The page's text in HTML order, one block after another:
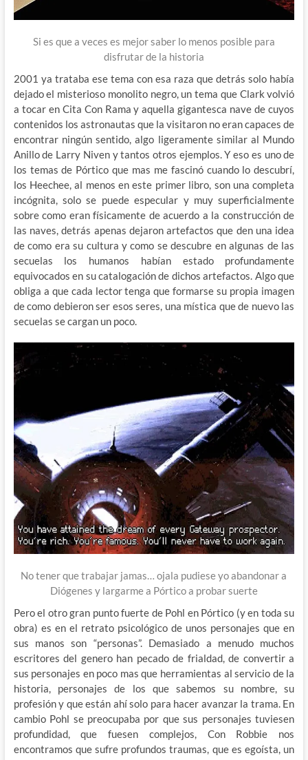
Si es que a veces es mejor saber lo menos posible para
disfrutar de la historia
2001 ya trataba ese tema con esa raza que detrás solo había
dejado el misterioso monolito negro, un tema que Clark volvió
a tocar en Cita Con Rama y aquella gigantesca nave de cuyos
contenidos los astronautas que la visitaron no eran capaces de
encontrar ningún sentido, algo ligeramente similar al Mundo
Anillo de Larry Niven y tantos otros ejemplos. Y eso es uno de
los temas de Pórtico que mas me fascinó cuando lo descubrí,
los Heechee, al menos en este primer libro, son una completa
incógnita, solo se puede especular y muy superficialmente
sobre como eran físicamente de acuerdo a la construcción de
las naves, detrás apenas dejaron artefactos que den una idea
de como era su cultura y como se descubre en algunas de las
secuelas los humanos habían estado profundamente
equivocados en su catalogación de dichos artefactos. Algo que
obliga a que cada lector tenga que formarse su propia imagen
de como debieron ser esos seres, una mística que de nuevo las
secuelas se cargan un poco.
No tener que trabajar jamas… ojala pudiese yo abandonar a
Diógenes y largarme a Pórtico a probar suerte
Pero el otro gran punto fuerte de Pohl en Pórtico (y en toda su
obra) es en el retrato psicológico de unos personajes que en
sus manos son “personas”. Demasiado a menudo muchos
escritores del genero han pecado de frialdad, de convertir a
sus personajes en poco mas que herramientas al servicio de la
historia, personajes de los que sabemos su nombre, su
profesión y que están ahí solo para hacer avanzar la trama. En
cambio Pohl se preocupaba por que sus personajes tuviesen
profundidad, que fuesen complejos, Con Robbie nos
encontramos que sufre profundos traumas, que es egoísta, un